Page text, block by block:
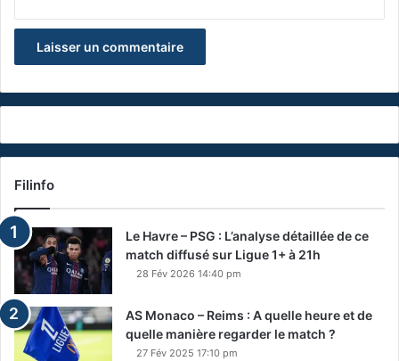
Filinfo
Le Havre – PSG : L’analyse détaillée de ce
match diffusé sur Ligue 1+ à 21h
28 Fév 2026 14:40 pm
AS Monaco – Reims : A quelle heure et de
quelle manière regarder le match ?
27 Fév 2025 17:10 pm